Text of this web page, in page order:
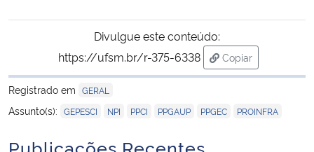
Divulgue este conteúdo:
https://ufsm.br/r-375-6338
Copiar
para área de
Registrado em GERAL
Assunto(s): GEPESCI NPI PPCI PPGAUP PPGEC PROINFRA
Publicações Recentes